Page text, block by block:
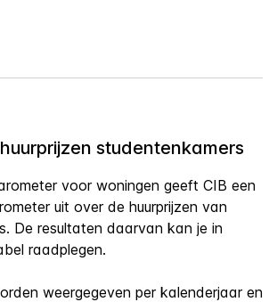
studentenkamers
voor woningen geeft CIB een
uit over de huurprijzen van
De resultaten daarvan kan je in
raadplegen.
weergegeven per kalenderjaar en